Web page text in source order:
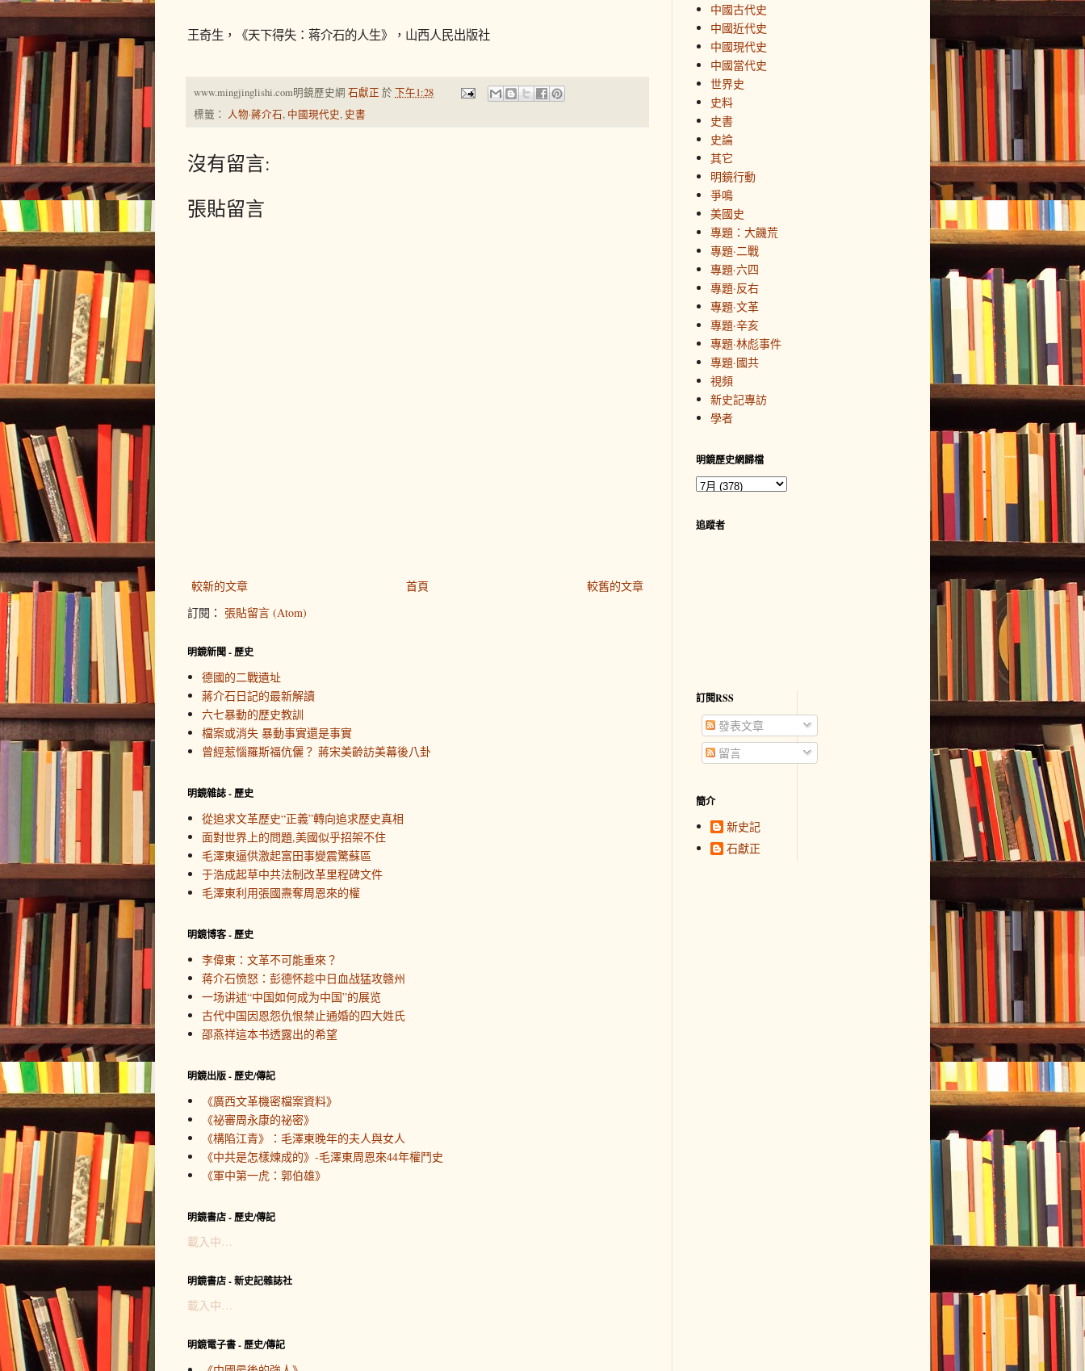
王奇生，《天下得失：蒋介石的人生》，山西人民出版社
www.mingjinglishi.com明鏡歷史網 石獻正 於 下午1:28
標籤： 人物·蔣介石, 中國現代史, 史書
沒有留言:
張貼留言
較新的文章 較舊的文章
首頁
訂閱： 張貼留言 (Atom)
明鏡新聞 - 歷史
德國的二戰遺址
蔣介石日記的最新解讀
六七暴動的歷史教訓
檔案或消失 暴動事實還是事實
曾經惹惱羅斯福伉儷？ 蔣宋美齡訪美幕後八卦
明鏡雜誌 - 歷史
從追求文革歷史“正義”轉向追求歷史真相
面對世界上的問題,美國似乎招架不住
毛澤東逼供激起富田事變震驚蘇區
于浩成起草中共法制改革里程碑文件
毛澤東利用張國燾奪周恩來的權
明鏡博客 - 歷史
李偉東：文革不可能重來？
蒋介石愤怒：彭德怀趁中日血战猛攻赣州
一场讲述“中国如何成为中国”的展览
古代中国因恩怨仇恨禁止通婚的四大姓氏
邵燕祥這本书透露出的希望
明鏡出版 - 歷史/傳記
《廣西文革機密檔案資料》
《祕審周永康的祕密》
《構陷江青》：毛澤東晚年的夫人與女人
《中共是怎樣煉成的》-毛澤東周恩來44年權鬥史
《軍中第一虎：郭伯雄》
明鏡書店 - 歷史/傳記
載入中…
明鏡書店 - 新史記雜誌社
載入中…
明鏡電子書 - 歷史/傳記
中國古代史
中國近代史
中國現代史
中國當代史
世界史
史料
史書
史論
其它
明鏡行動
爭鳴
美國史
專題：大饑荒
專題·二戰
專題·六四
專題·反右
專題·文革
專題·辛亥
專題·林彪事件
專題·國共
視頻
新史記專訪
學者
明鏡歷史網歸檔
追蹤者
訂閱RSS
發表文章
留言
簡介
新史記
石獻正